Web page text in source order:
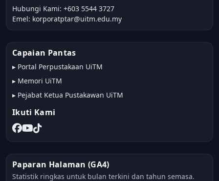
Hubungi Kami: +603 5544 3727
Emel: korporatptar@uitm.edu.my
Capaian Pantas
▸ Portal Perpustakaan UiTM
▸ Memori UiTM
▸ Pejabat Ketua Pustakawan UiTM
Ikuti Kami
Paparan Halaman (GA4)
Statistik ringkas untuk bulan terkini dan tahun semasa.